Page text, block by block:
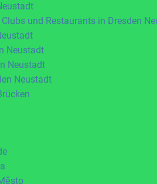
Clubs und Restaurants in Dresden
Neustadt
Neustadt
Neustadt